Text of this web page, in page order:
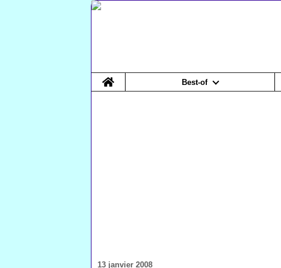
Home
Best-of
13 janvier 2008